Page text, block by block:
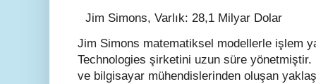
Jim Simons, Varlık: 28,1 Milyar Dolar
Jim Simons matematiksel modellerle işlem
Technologies şirketini uzun süre
ve bilgisayar mühendislerinden oluşan